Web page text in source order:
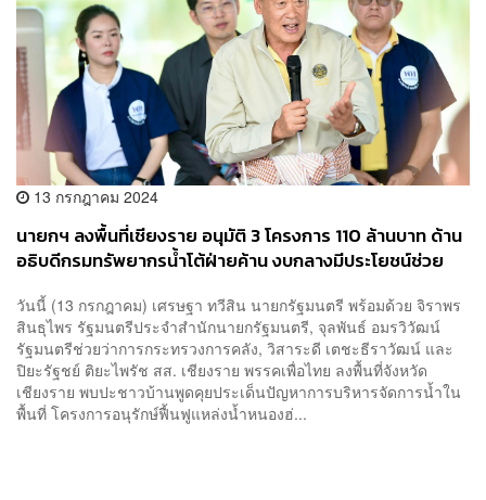
13 กรกฎาคม 2024
นายกฯ ลงพื้นที่เชียงราย อนุมัติ 3 โครงการ 110 ล้านบาท ด้าน
อธิบดีกรมทรัพยากรน้ำโต้ฝ่ายค้าน งบกลางมีประโยชน์ช่วย
วันนี้ (13 กรกฎาคม) เศรษฐา ทวีสิน นายกรัฐมนตรี พร้อมด้วย จิราพร
สินธุไพร รัฐมนตรีประจำสำนักนายกรัฐมนตรี, จุลพันธ์ อมรวิวัฒน์
รัฐมนตรีช่วยว่าการกระทรวงการคลัง, วิสาระดี เตชะธีราวัฒน์ และ
ปิยะรัฐชย์ ติยะไพรัช สส. เชียงราย พรรคเพื่อไทย ลงพื้นที่จังหวัด
เชียงราย พบปะชาวบ้านพูดคุยประเด็นปัญหาการบริหารจัดการน้ำใน
พื้นที่ โครงการอนุรักษ์ฟื้นฟูแหล่งน้ำหนองฮ่...